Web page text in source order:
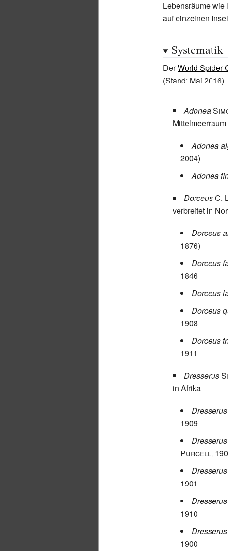
Lebensräume wie
auf einzelnen
Systematik
DerWorld Spider
(Stand: Mai 2016)
Adonea
Mittelmeerraum
Adonea
2004)
Adonea
DorceusC.
verbreitet in
Dorceus
1876)
Dorceus
1846
Dorceus
Dorceus
1908
Dorceus
1911
Dresserus
in Afrika
1909
Purcell,
1901
1910
1900